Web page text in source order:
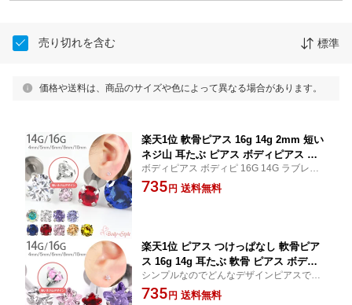
売り切れを含む 標準
価格や送料は、商品のサイズや色によって異なる場合があります。
楽天1位 軟骨ピアス 16g 14g 2mm 短い
ネジ山 耳たぶ ピアス ボディピアス つ
けっぱなし 金属アレルギー対応 かわい
い ラブレットスタッド ラブレット ラブ
ボディピアス ボディピ 16G 14G ラブレッ
トスタッド ラウンド 立爪 ジュエル トラガ
ス 軟骨ピアス ヘリックス 耳たぶ
735円 送料無料
楽天1位 ピアス つけっぱなし 軟骨ピア
ス 16g 14g 耳たぶ 軟骨 ピアス ボディ
ピアス ラブレット 立爪 ラブレットスタ
ッド 星 スター トラガス 立て爪 ジュエ
シンプルなのでどんなデザインピアスでも
相性抜群！ボディピアス 16G 14G ラブレッ
トスタッド
735円 送料無料